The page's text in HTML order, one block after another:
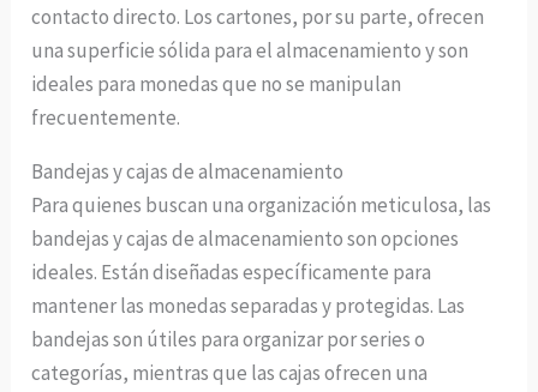
contacto directo. Los cartones, por su parte, ofrecen
una superficie sólida para el almacenamiento y son
ideales para monedas que no se manipulan
frecuentemente.
Bandejas y cajas de almacenamiento
Para quienes buscan una organización meticulosa, las
bandejas y cajas de almacenamiento son opciones
ideales. Están diseñadas específicamente para
mantener las monedas separadas y protegidas. Las
bandejas son útiles para organizar por series o
categorías, mientras que las cajas ofrecen una